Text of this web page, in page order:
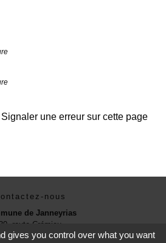
Signaler une erreur sur cette page
nous
de Janneyrias
30, route Crémieu
Janneyrias - FRANCE
gives you control over what you want